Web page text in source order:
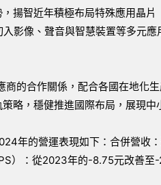
揚智近年積極布局特殊應用晶
影像、聲音與智慧裝置等多元
商的合作關係，配合各國在地化
略，穩健推進國際布局，展現
年的營運表現如下：合併營收
）：從2023年的-8.75元改善至-